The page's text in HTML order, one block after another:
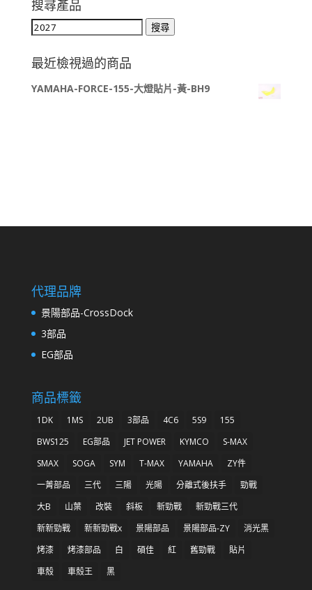
搜尋產品
搜
關
鍵
字:
搜尋
最近檢視過的商品
YAMAHA-FORCE-155-大燈貼片-黃-BH9
代理品牌
景陽部品-CrossDock
3部品
EG部品
商品標籤
1DK 1MS 2UB 3部品 4C6 5S9
155
BWS125
EG部品 JET POWER KYMCO
S-MAX
SMAX
SOGA SYM T-MAX YAMAHA
ZY件
一菁部品
三代 三陽 光陽 分離式後扶手
勁戰
大B
山葉 改裝 斜板 新勁戰
新勁戰三代
新新勁戰
新新勁戰x 景陽部品 景陽部品-ZY
消光黑
烤漆
烤漆部品 白 碩佳 紅 舊勁戰
貼片
車殼
車殼王 黑